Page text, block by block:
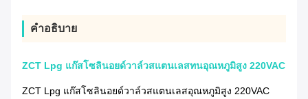
คําอธิบาย
ZCT Lpg แก๊สโซลินอยด์วาล์วสแตนเลสทนอุณหภูมิสูง 220VAC
ZCT Lpg แก๊สโซลินอยด์วาล์วสแตนเลสอุณหภูมิสูง 220VAC